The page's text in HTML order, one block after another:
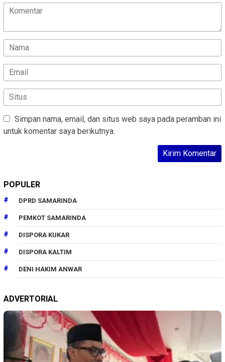
Simpan nama, email, dan situs web saya pada peramban ini
untuk komentar saya berikutnya.
POPULER
DPRD SAMARINDA
PEMKOT SAMARINDA
DISPORA KUKAR
DISPORA KALTIM
DENI HAKIM ANWAR
ADVERTORIAL